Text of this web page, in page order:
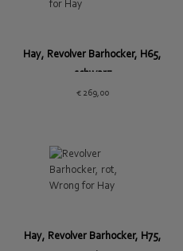
Hay, Revolver Barhocker, H65,
schwarz
€269,00
Hay, Revolver Barhocker, H75,